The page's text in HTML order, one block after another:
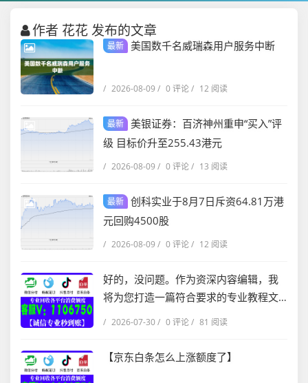
作者 花花 发布的文章
最新 美国数千名威瑞森用户服务中断
/ 2026-08-09 / 0 评论/ 12 阅读
最新 美银证券：百济神州重申“买入”评
级 目标价升至255.43港元
/ 2026-08-09 / 0 评论/ 13 阅读
最新 创科实业于8月7日斥资64.81万港
元回购4500股
/ 2026-08-09 / 0 评论/ 12 阅读
好的，没问题。作为资深内容编辑，我
将为您打造一篇符合要求的专业教程文
/ 2026-07-30/ 0 评论/ 81 阅读
【京东白条怎么上涨额度了】